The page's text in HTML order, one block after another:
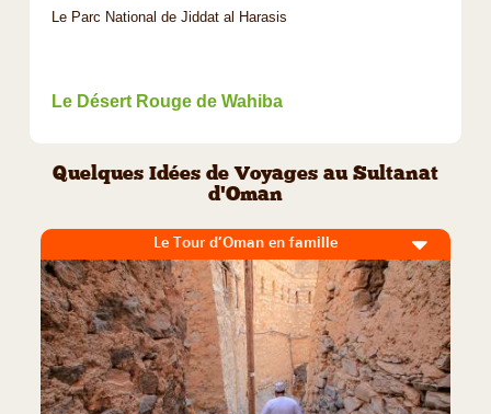
Le Parc National de Jiddat al Harasis
Le Désert Rouge de Wahiba
Quelques Idées de Voyages au Sultanat
d'Oman
Le Tour d’Oman en famille